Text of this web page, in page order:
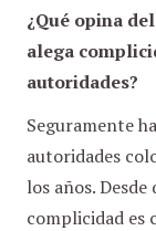
¿Qué opina
alega
autoridades?
Seguramente
autoridades
los años.
complicidad es